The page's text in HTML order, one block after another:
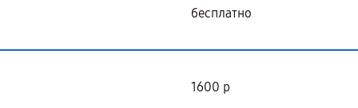
бесплатно
1600 р